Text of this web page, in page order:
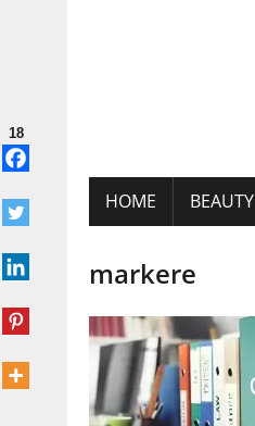
HOME BEAUTY
markere
18